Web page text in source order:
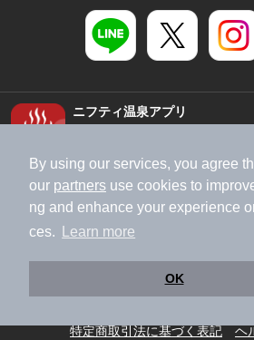
By using our services, you agree
our partners use cookies to
ng and enhance your experience
ces.
Learn more
OK
ニフティ温泉アプリ
ご意見ご要望 ・お問い合わせ
施設データの新規追加や修正依頼もこち
加盟店募集（資料請求）
特定商取引法に基づく表記
ヘ